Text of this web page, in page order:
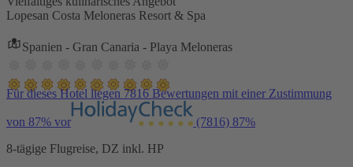
Lopesan Costa Meloneras Resort & Spa
Spanien - Gran Canaria - Playa Meloneras
Für dieses Hotel liegen 7816 Bewertungen mit einer Zustimmung
von 87% vor (7816) 87%
8-tägige Flugreise, DZ inkl. HP